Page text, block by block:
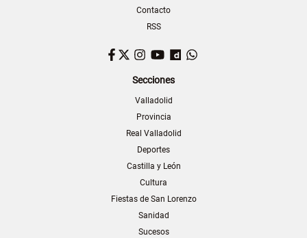
Contacto
RSS
Facebook
TwitterInstagram
YouTubeDailymotion
Secciones
Valladolid
Provincia
Real Valladolid
Deportes
Castilla y León
Cultura
Fiestas de San Lorenzo
Sanidad
Sucesos